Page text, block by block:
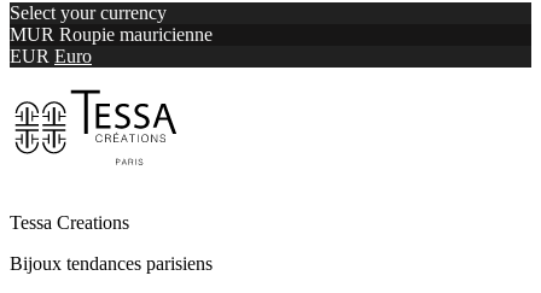
Select your currency
MUR Roupie mauricienne
EUR Euro
Tessa Creations
Bijoux tendances parisiens